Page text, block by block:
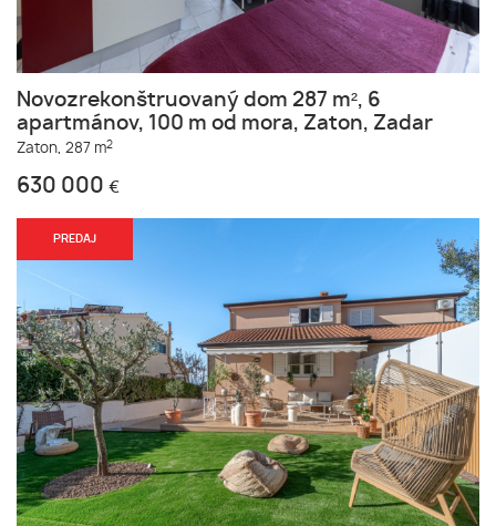
Novozrekonštruovaný dom 287 m², 6
apartmánov, 100 m od mora, Zaton, Zadar
Zaton, 287 m2
630 000 €
PREDAJ